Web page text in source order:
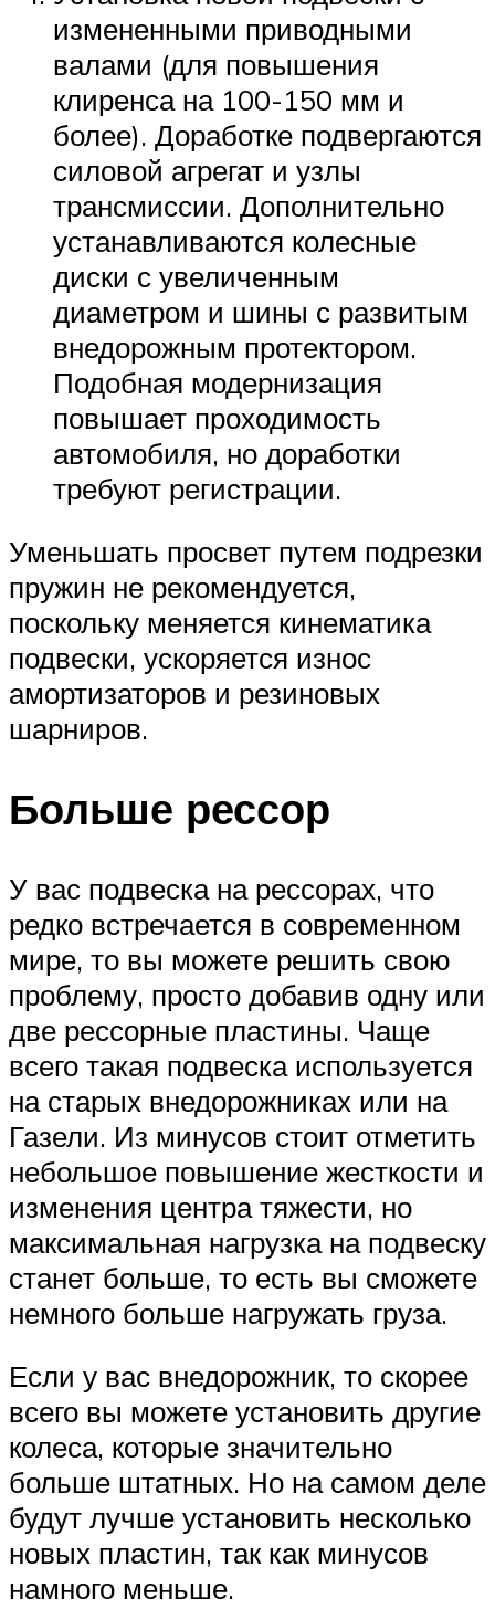
измененными приводными
валами (для повышения
клиренса на 100-150 мм и
более). Доработке подвергаются
силовой агрегат и узлы
трансмиссии. Дополнительно
устанавливаются колесные
диски с увеличенным
диаметром и шины с развитым
внедорожным протектором.
Подобная модернизация
повышает проходимость
автомобиля, но доработки
требуют регистрации.
Уменьшать просвет путем подрезки
пружин не рекомендуется,
поскольку меняется кинематика
подвески, ускоряется износ
амортизаторов и резиновых
шарниров.
Больше рессор
У вас подвеска на рессорах, что
редко встречается в современном
мире, то вы можете решить свою
проблему, просто добавив одну или
две рессорные пластины. Чаще
всего такая подвеска используется
на старых внедорожниках или на
Газели. Из минусов стоит отметить
небольшое повышение жесткости и
изменения центра тяжести, но
максимальная нагрузка на подвеску
станет больше, то есть вы сможете
немного больше нагружать груза.
Если у вас внедорожник, то скорее
всего вы можете установить другие
колеса, которые значительно
больше штатных. Но на самом деле
будут лучше установить несколько
новых пластин, так как минусов
намного меньше.